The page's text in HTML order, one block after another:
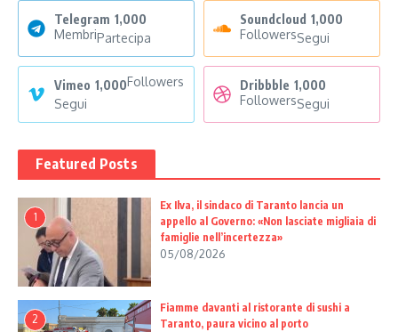
Telegram 1,000
MembriPartecipa
Soundcloud 1,000
FollowersSegui
Vimeo 1,000Followers
Segui
Dribbble 1,000
FollowersSegui
Featured Posts
1
Ex Ilva, il sindaco di Taranto lancia un
appello al Governo: «Non lasciate migliaia di
famiglie nell’incertezza»
05/08/2026
2
Fiamme davanti al ristorante di sushi a
Taranto, paura vicino al porto